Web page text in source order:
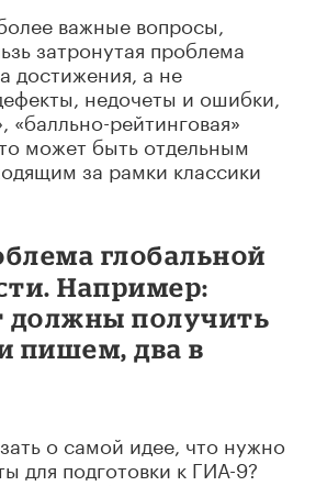
важные вопросы,
затронутая проблема
достижения, а не
недочеты и ошибки,
«балльно-рейтинговая»
может быть отдельным
за рамки классики
глобальной
Например:
должны получить
пишем, два в
о самой идее, что нужно
для подготовки к ГИА-9?